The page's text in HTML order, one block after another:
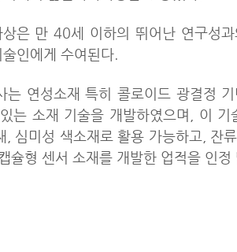
상은 만 40세 이하의 뛰어난 연구성
인에게 수여된다.
는 연성소재 특히 콜로이드 광결정
는 소재 기술을 개발하였으며, 이 기
, 심미성 색소재로 활용 가능하고, 잔
슐형 센서 소재를 개발한 업적을 인정